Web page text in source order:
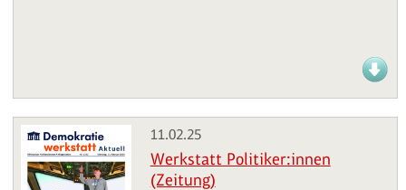
11.02.25
Werkstatt Politiker:innen
(Zeitung)